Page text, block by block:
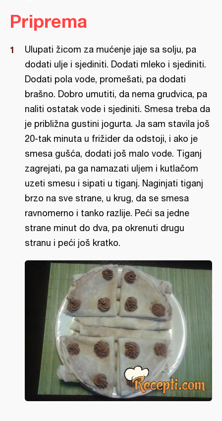
Priprema
Ulupati žicom za mućenje jaje sa solju, pa
dodati ulje i sjediniti. Dodati mleko i sjediniti.
Dodati pola vode, promešati, pa dodati
brašno. Dobro umutiti, da nema grudvica, pa
naliti ostatak vode i sjediniti. Smesa treba da
je približna gustini jogurta. Ja sam stavila još
20-tak minuta u frižider da odstoji, i ako je
smesa gušća, dodati još malo vode. Tiganj
zagrejati, pa ga namazati uljem i kutlačom
uzeti smesu i sipati u tiganj. Naginjati tiganj
brzo na sve strane, u krug, da se smesa
ravnomerno i tanko razlije. Peći sa jedne
strane minut do dva, pa okrenuti drugu
stranu i peći još kratko.